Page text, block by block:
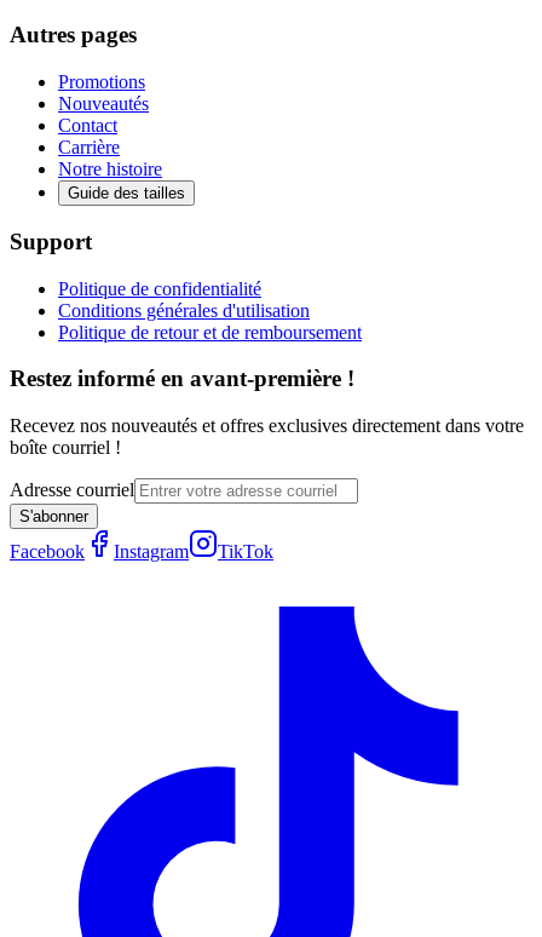
Autres pages
Promotions
Nouveautés
Contact
Carrière
Notre histoire
Guide des tailles
Support
Politique de confidentialité
Conditions générales d'utilisation
Politique de retour et de remboursement
Restez informé en avant-première !
Recevez nos nouveautés et offres exclusives directement dans votre
boîte courriel !
Adresse courriel
S'abonner
Facebook Instagram TikTok